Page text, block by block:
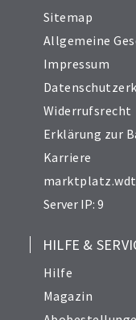
Sitemap
Allgemeine
Impressum
Widerrufsrecht
Erklärung zur
Karriere
Server IP: 9
HILFE &
Hilfe
Magazin